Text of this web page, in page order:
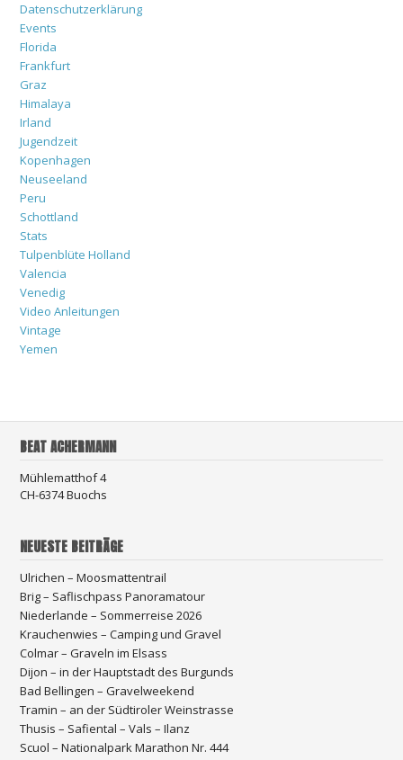
Datenschutzerklärung
Events
Florida
Frankfurt
Graz
Himalaya
Irland
Jugendzeit
Kopenhagen
Neuseeland
Peru
Schottland
Stats
Tulpenblüte Holland
Valencia
Venedig
Video Anleitungen
Vintage
Yemen
BEAT ACHERMANN
Mühlematthof 4
CH-6374 Buochs
NEUESTE BEITRÄGE
Ulrichen – Moosmattentrail
Brig – Saflischpass Panoramatour
Niederlande – Sommerreise 2026
Krauchenwies – Camping und Gravel
Colmar – Graveln im Elsass
Dijon – in der Hauptstadt des Burgunds
Bad Bellingen – Gravelweekend
Tramin – an der Südtiroler Weinstrasse
Thusis – Safiental – Vals – Ilanz
Scuol – Nationalpark Marathon Nr. 444